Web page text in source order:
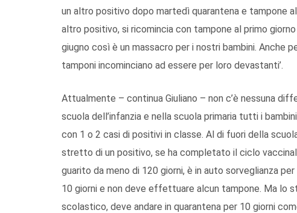
un altro positivo dopo martedì quarantena e tampone
altro positivo, si ricomincia con tampone al primo
giugno così è un massacro per i nostri bambini. Anche
tamponi incominciano ad essere per loro devastanti’.
Attualmente – continua Giuliano – non c’è nessuna
scuola dell’infanzia e nella scuola primaria tutti i
con 1 o 2 casi di positivi in classe. Al di fuori della
stretto di un positivo, se ha completato il ciclo
guarito da meno di 120 giorni, è in auto sorveglianza
10 giorni e non deve effettuare alcun tampone. Ma lo
scolastico, deve andare in quarantena per 10 giorni